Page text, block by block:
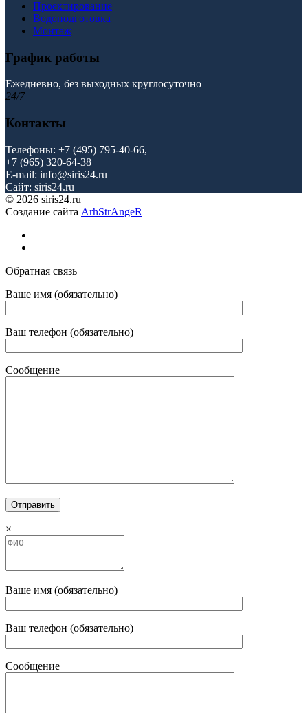
Проектирование
Водоподготовка
Монтаж
График работы
Ежедневно, без выходных круглосуточно
24/7
Контакты
Телефоны: +7 (495) 795-40-66,
+7 (965) 320-64-38
E-mail: info@siris24.ru
Cайт: siris24.ru
© 2026 siris24.ru
Создание сайта ArhStrAngeR
Обратная связь
Ваше имя (обязательно)
Ваш телефон (обязательно)
Сообщение
×
Ваше имя (обязательно)
Ваш телефон (обязательно)
Сообщение